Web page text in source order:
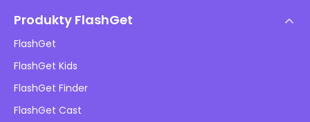
Zásady DMCA
Ochrana osobních údajů
Reklamní zásady
Neprodávejte mé informace
Bezpečnost dětí online
Stáhnout
Produkty FlashGet
FlashGet
FlashGet Kids
FlashGet Finder
FlashGet Cast